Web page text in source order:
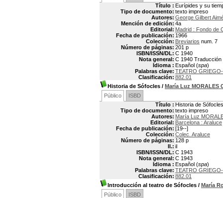
Título : Eurípides y su
Tipo de documento: texto impreso
Autores: George Gilbert
Mención de edición: 4a
Editorial: Madrid : Fondo de
Fecha de publicación: 1966
Colección: Breviarios num. 7
Número de páginas: 201 p
ISBN/ISSN/DL: C 1940
Nota general: C 1940 Traducción
Idioma : Español (spa)
Palabras clave: TEATRO
Clasificación: 882.01
Historia de Sófocles / María Luz MORALES
Público
ISBD
Título : Historia de Sófocles
Tipo de documento: texto impreso
Autores: María Luz
Editorial: Barcelona : Araluce
Fecha de publicación: [19--]
Colección: Colec. Araluce
Número de páginas: 128 p
Il.: il
ISBN/ISSN/DL: C 1943
Nota general: C 1943
Idioma : Español (spa)
Palabras clave: TEATRO
Clasificación: 882.01
Introducción al teatro de Sófocles / María
Público
ISBD